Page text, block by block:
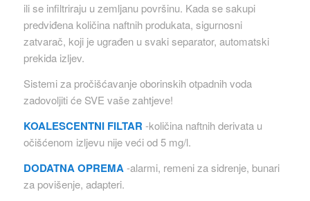
ili se infiltriraju u zemljanu površinu. Kada se sakupi
predviđena količina naftnih produkata, sigurnosni
zatvarač, koji je ugrađen u svaki separator, automatski
prekida izljev.
Sistemi za pročišćavanje oborinskih otpadnih voda
zadovoljiti će SVE vaše zahtjeve!
KOALESCENTNI FILTAR -količina naftnih derivata u
očišćenom izljevu nije veći od 5 mg/l.
DODATNA OPREMA -alarmi, remeni za sidrenje, bunari
za povišenje, adapteri.